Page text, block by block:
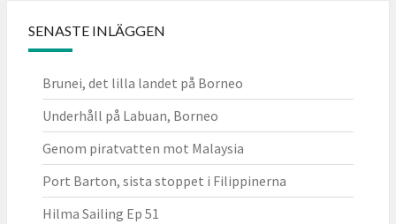
SENASTE INLÄGGEN
Brunei, det lilla landet på Borneo
Underhåll på Labuan, Borneo
Genom piratvatten mot Malaysia
Port Barton, sista stoppet i Filippinerna
Hilma Sailing Ep 51